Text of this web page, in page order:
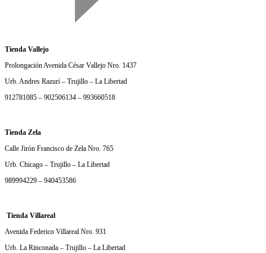
Tienda Vallejo
Prolongación Avenida César Vallejo Nro. 1437
Urb. Andres Razurí – Trujillo – La Libertad
912781085 – 902506134 – 993660518
Tienda Zela
Calle Jirón Francisco de Zela Nro. 765
Urb. Chicago – Trujillo – La Libertad
989994229 – 940453586
Tienda Villareal
Avenida Federico Villareal Nro. 931
Urb. La Rinconada – Trujillo – La Libertad